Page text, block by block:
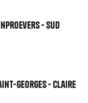
- Sud
Georges - Claire